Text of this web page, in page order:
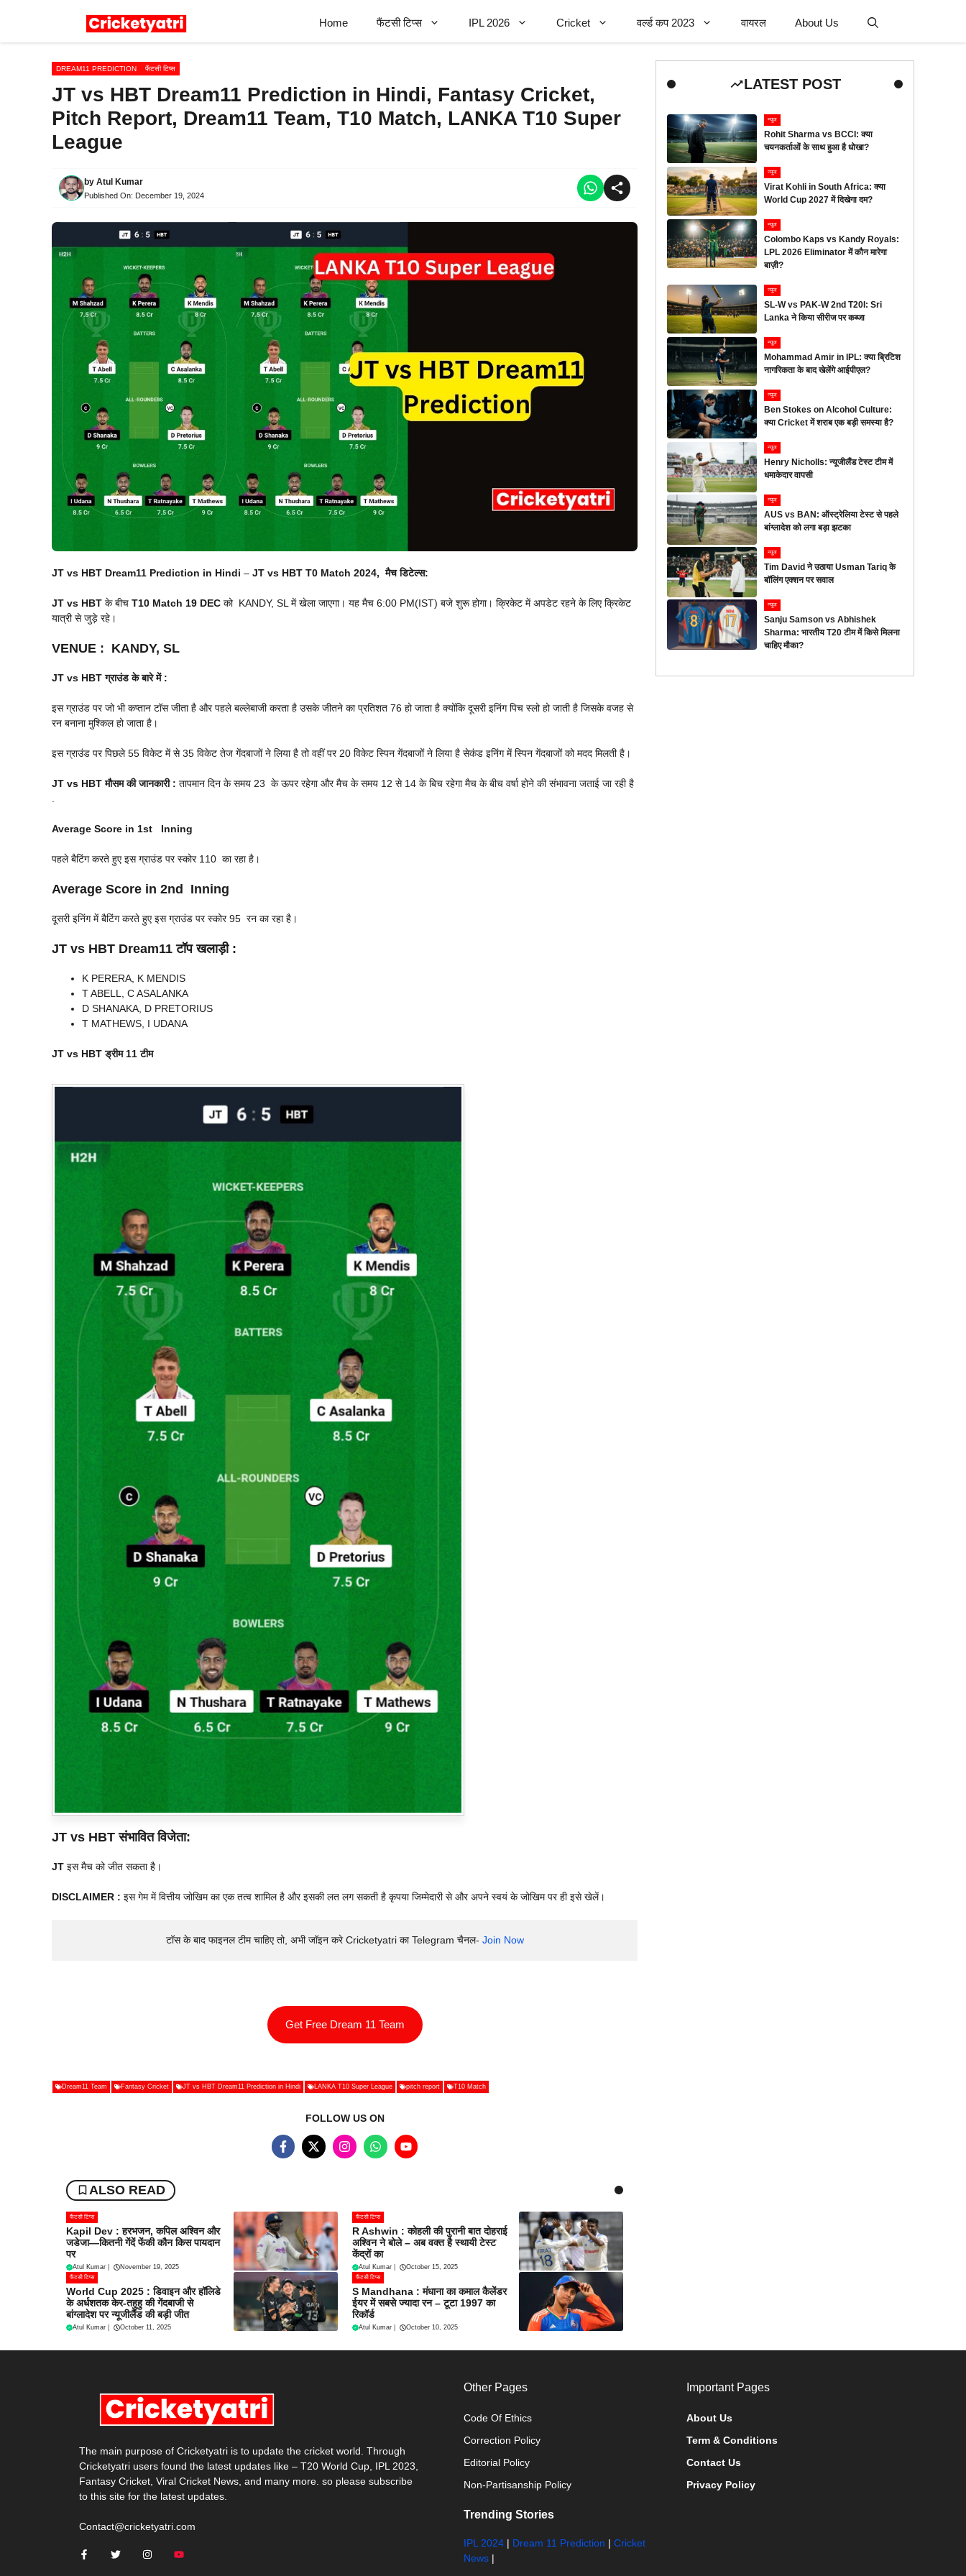
Home फैंटसी टिप्स IPL 2026 Cricket वर्ल्ड कप 2023 वायरल About Us
DREAM11 PREDICTION फैंटसी टिप्स
JT vs HBT Dream11 Prediction in Hindi, Fantasy Cricket,
Pitch Report, Dream11 Team, T10 Match, LANKA T10 Super
League
by Atul Kumar
Published On: December 19, 2024
JT vs HBT Dream11 Prediction in Hindi – JT vs HBT T0 Match 2024, मैच डिटेल्स:
JT vs HBT के बीच T10 Match 19 DEC को KANDY, SL में खेला जाएगा। यह मैच 6:00 PM(IST) बजे शुरू होगा। क्रिकेट में अपडेट रहने के लिए क्रिकेट
यात्री से जुड़े रहे।
VENUE : KANDY, SL
JT vs HBTग्राउंड के बारे में :
इस ग्राउंड पर जो भी कप्तान टॉस जीता है और पहले बल्लेबाजी करता है उसके जीतने का प्रतिशत 76 हो जाता है क्योंकि दूसरी इनिंग पिच स्लो हो जाती है जिसके वजह से
रन बनाना मुश्किल हो जाता है।
इस ग्राउंड पर पिछले 55 विकेट में से 35 विकेट तेज गेंदबाजों ने लिया है तो वहीं पर 20 विकेट स्पिन गेंदबाजों ने लिया है सेकंड इनिंग में स्पिन गेंदबाजों को मदद मिलती है।
JT vs HBTमौसम की जानकारी : तापमान दिन के समय 23 के ऊपर रहेगा और मैच के समय 12 से 14 के बिच रहेगा मैच के बीच वर्षा होने की संभावना जताई जा रही है
.
Average Score in 1st Inning
पहले बैटिंग करते हुए इस ग्राउंड पर स्कोर 110 का रहा है।
Average Score in 2nd Inning
दूसरी इनिंग में बैटिंग करते हुए इस ग्राउंड पर स्कोर 95 रन का रहा है।
JT vs HBT Dream11 टॉप खलाड़ी :
K PERERA, K MENDIS
T ABELL, C ASALANKA
D SHANAKA, D PRETORIUS
T MATHEWS, I UDANA
JT vs HBTड्रीम 11 टीम
JT vs HBTसंभावित विजेता:
JT इस मैच को जीत सकता है।
DISCLAIMER : इस गेम में वित्तीय जोखिम का एक तत्व शामिल है और इसकी लत लग सकती है कृपया जिम्मेदारी से और अपने स्वयं के जोखिम पर ही इसे खेलें।
टॉस के बाद फाइनल टीम चाहिए तो, अभी जॉइन करे Cricketyatri का Telegram चैनल- Join Now
Get Free Dream 11 Team
Dream11 Team Fantasy Cricket JT vs HBT Dream11 Prediction in Hindi LANKA T10 Super League pitch report T10 Match
FOLLOW US ON
ALSO READ
फैंटसी टिप्स
Kapil Dev : हरभजन, कपिल अश्विन और
जडेजा—कितनी गेंदें फेंकी कौन किस पायदान
पर
Atul Kumar November 19, 2025
फैंटसी टिप्स
R Ashwin : कोहली की पुरानी बात दोहराई
अश्विन ने बोले – अब वक्त है स्थायी टेस्ट
केंद्रों का
Atul Kumar October 15, 2025
फैंटसी टिप्स
World Cup 2025 : डिवाइन और हॉलिडे
के अर्धशतक केर-तहुहु की गेंदबाजी से
बांग्लादेश पर न्यूजीलैंड की बड़ी जीत
Atul Kumar October 11, 2025
फैंटसी टिप्स
S Mandhana : मंधाना का कमाल कैलेंडर
ईयर में सबसे ज्यादा रन – टूटा 1997 का
रिकॉर्ड
Atul Kumar October 10, 2025
LATEST POST
न्यूज
Rohit Sharma vs BCCI: क्या
चयनकर्ताओं के साथ हुआ है धोखा?
न्यूज
Virat Kohli in South Africa: क्या
World Cup 2027 में दिखेगा दम?
न्यूज
Colombo Kaps vs Kandy Royals:
LPL 2026 Eliminator में कौन मारेगा
बाज़ी?
न्यूज
SL-W vs PAK-W 2nd T20I: Sri
Lanka ने किया सीरीज पर कब्जा
न्यूज
Mohammad Amir in IPL: क्या ब्रिटिश
नागरिकता के बाद खेलेंगे आईपीएल?
न्यूज
Ben Stokes on Alcohol Culture:
क्या Cricket में शराब एक बड़ी समस्या है?
न्यूज
Henry Nicholls: न्यूजीलैंड टेस्ट टीम में
धमाकेदार वापसी
न्यूज
AUS vs BAN: ऑस्ट्रेलिया टेस्ट से पहले
बांग्लादेश को लगा बड़ा झटका
न्यूज
Tim David ने उठाया Usman Tariq के
बॉलिंग एक्शन पर सवाल
न्यूज
Sanju Samson vs Abhishek
Sharma: भारतीय T20 टीम में किसे मिलना
चाहिए मौका?
The main purpose of Cricketyatri is to update the cricket world. Through
Cricketyatri users found the latest updates like – T20 World Cup, IPL 2023,
Fantasy Cricket, Viral Cricket News, and many more. so please subscribe
to this site for the latest updates.
Contact@cricketyatri.com
Other Pages
Code Of Ethics
Correction Policy
Editorial Policy
Non-Partisanship Policy
Trending Stories
IPL 2024 | Dream 11 Prediction |Cricket
News |
Important Pages
About Us
Term & Conditions
Contact Us
Privacy Policy